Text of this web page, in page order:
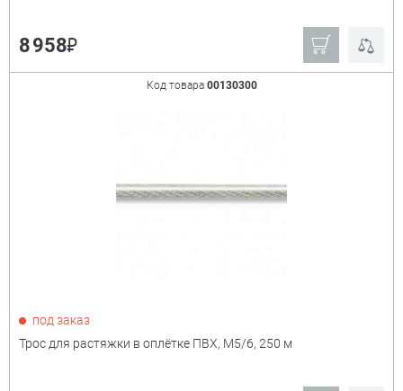
8 958₽
Код товара 00130300
под заказ
Трос для растяжки в оплётке ПВХ, М5/6, 250 м